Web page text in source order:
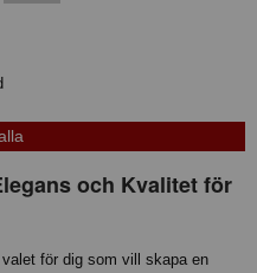
och Kvalitet för
för dig som vill skapa en